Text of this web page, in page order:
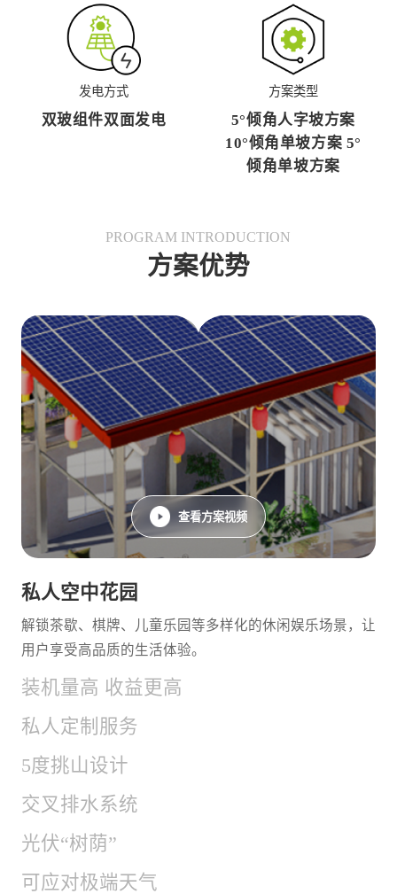
发电方式
双玻组件双面发电
方案类型
5°倾角人字坡方案
10°倾角单坡方案 5°
倾角单坡方案
PROGRAM INTRODUCTION
方案优势
查看方案视频
私人空中花园
解锁茶歇、棋牌、儿童乐园等多样化的休闲娱乐场景，让
用户享受高品质的生活体验。
装机量高 收益更高
私人定制服务
5度挑山设计
交叉排水系统
光伏“树荫”
可应对极端天气